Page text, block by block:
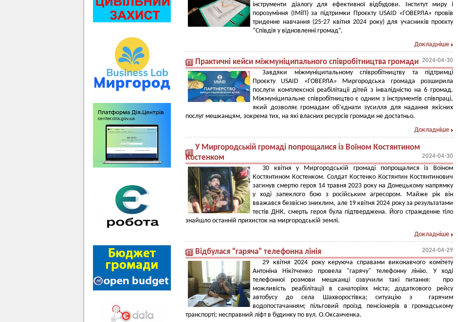
інструменти діалогу для ефективної відбудови. Інститут миру і
порозуміння (ІМіП) за підтримки Проєкту USAID «ГОВЕРЛА» провів
триденне навчання (25-27 квітня 2024 року) для учасників проєкту
“Співдія у відновленні громад”.
Докладніше
Практичні кейси міжмуніципального співробітництва громади 2024-04-30
Завдяки міжмуніципальному співробітництву та підтримці
Проєкту USAID «ГОВЕРЛА» Миргородська громада розширила
послуги комплексної реабілітації дітей з інвалідністю на 6 громад.
Міжмуніципальне співробітництво є одним з інструментів співпраці,
який дозволяє громадам об’єднати зусилля для надання якісних
послуг мешканцям, зокрема тих, на які власних ресурсів громади не достатньо.
Докладніше
У Миргородській громаді попрощалися із Воїном Костянтином
Костенком
2024-04-30
30 квітня у Миргородській громаді попрощалися із Воїном
Костянтином Костенком. Солдат Костенко Костянтин Костянтинович
загинув смертю героя 14 травня 2023 року на Донецькому напрямку
у ході запеклого бою з російським агресором. Майже рік він
вважався безвісно зниклим, але 19 квітня 2024 року за результатами
тестів ДНК, смерть героя була підтверджена. Його стражденне тіло
знайшло останній прихисток на миргородській землі.
Докладніше
Відбулася "гаряча" телефонна лінія 2024-04-29
29 квітня 2024 року керуюча справами виконавчого комітету
Антоніна Нікітченко провела "гарячу" телефонну лінію. У ході
телефонної розмови мешканці озвучили такі питання: про
можливість реабілітації в санаторіях міста; додаткового рейсу
автобусу до села Шахворостівка; ситуацію з гарячим
водопостачанням; пільговий проїзд пенсіонерів в громадському
транспорті; несправний ліфт в будинку по вул. О.Оксанченка.